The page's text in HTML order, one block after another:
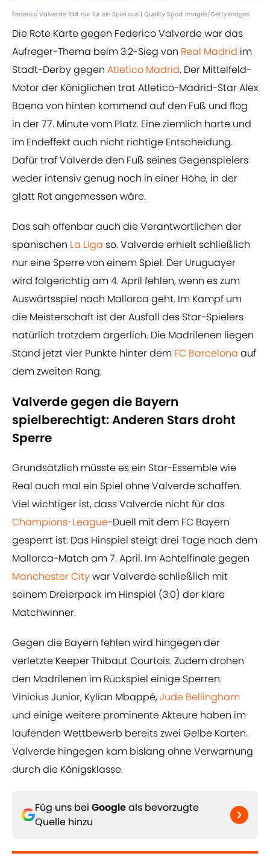
Federico Valverde fällt nur für ein Spiel aus | Quality Sport Images/GettyImages
Die Rote Karte gegen Federico Valverde war das
Aufreger-Thema beim 3:2-Sieg von Real Madrid im
Stadt-Derby gegen Atletico Madrid. Der Mittelfeld-
Motor der Königlichen trat Atletico-Madrid-Star Alex
Baena von hinten kommend auf den Fuß und flog
in der 77. Minute vom Platz. Eine ziemlich harte und
im Endeffekt auch nicht richtige Entscheidung.
Dafür traf Valverde den Fuß seines Gegenspielers
weder intensiv genug noch in einer Höhe, in der
glatt Rot angemessen wäre.
Das sah offenbar auch die Verantwortlichen der
spanischen La Liga so. Valverde erhielt schließlich
nur eine Sperre von einem Spiel. Der Uruguayer
wird folgerichtig am 4. April fehlen, wenn es zum
Auswärtsspiel nach Mallorca geht. Im Kampf um
die Meisterschaft ist der Ausfall des Star-Spielers
natürlich trotzdem ärgerlich. Die Madrilenen liegen
Stand jetzt vier Punkte hinter dem FC Barcelona auf
dem zweiten Rang.
Valverde gegen die Bayern
spielberechtigt: Anderen Stars droht
Sperre
Grundsätzlich müsste es ein Star-Essemble wie
Real auch mal ein Spiel ohne Valverde schaffen.
Viel wichtiger ist, dass Valverde nicht für das
Champions-League-Duell mit dem FC Bayern
gesperrt ist. Das Hinspiel steigt drei Tage nach dem
Mallorca-Match am 7. April. Im Achtelfinale gegen
Manchester Citywar Valverde schließlich mit
seinem Dreierpack im Hinspiel (3:0) der klare
Matchwinner.
Gegen die Bayern fehlen wird hingegen der
verletzte Keeper Thibaut Courtois. Zudem drohen
den Madrilenen im Rückspiel einige Sperren.
Vinicius Junior, Kylian Mbappé,Jude Bellingham
und einige weitere prominente Akteure haben im
laufenden Wettbewerb bereits zwei Gelbe Karten.
Valverde hingegen kam bislang ohne Verwarnung
durch die Königsklasse.
Füg uns bei Googleals bevorzugte
Quelle hinzu